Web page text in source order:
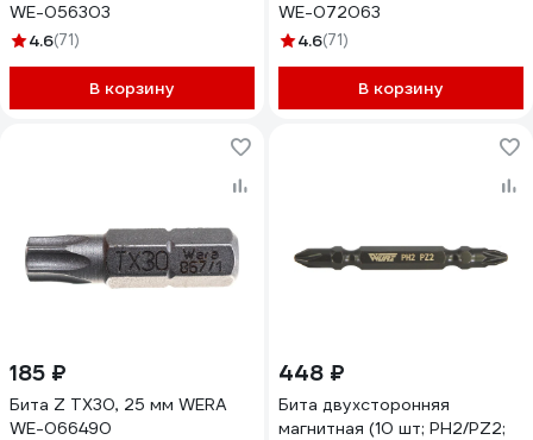
WE-056303
4.6(71)
В корзину
WE-072063
4.6(71)
В корзину
185 ₽
Бита Z TX30, 25 мм WERA
WE-066490
448 ₽
Бита двухсторонняя
магнитная (10 шт; PH2/PZ2;